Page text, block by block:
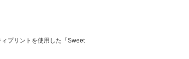
プリントを使用した「Sweet